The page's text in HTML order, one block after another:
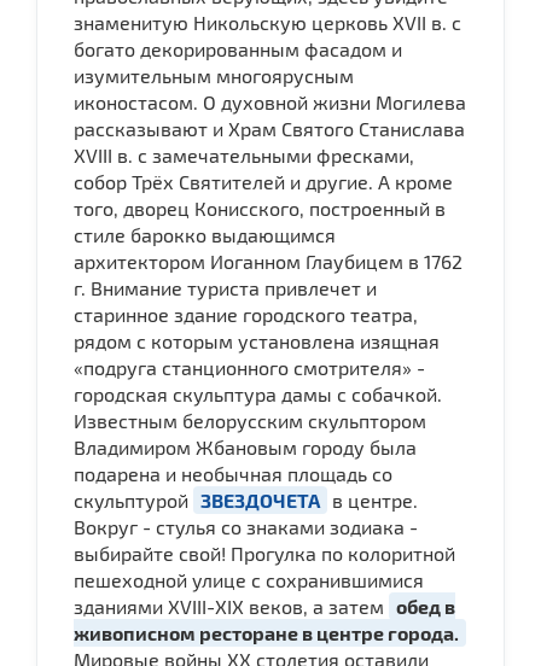
знаменитую Никольскую церковь XVII в. с
богато декорированным фасадом и
изумительным многоярусным
иконостасом. О духовной жизни Могилева
рассказывают и Храм Святого Станислава
XVIII в. с замечательными фресками,
собор Трёх Святителей и другие. А кроме
того, дворец Конисского, построенный в
стиле барокко выдающимся
архитектором Иоганном Глаубицем в 1762
г. Внимание туриста привлечет и
старинное здание городского театра,
рядом с которым установлена изящная
«подруга станционного смотрителя» -
городская скульптура дамы с собачкой.
Известным белорусским скульптором
Владимиром Жбановым городу была
подарена и необычная площадь со
скульптурой ЗВЕЗДОЧЕТА в центре.
Вокруг - стулья со знаками зодиака -
выбирайте свой! Прогулка по колоритной
пешеходной улице с сохранившимися
зданиями XVIII-XIX веков, а затем обед в
живописном ресторане в центре города.
Мировые войны ХХ столетия оставили